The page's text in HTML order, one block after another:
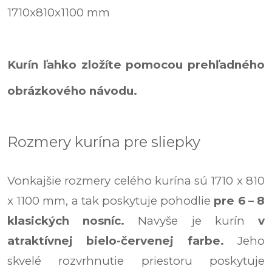
1710x810x1100 mm
Kurín ľahko zložíte pomocou prehľadného
obrázkového návodu.
Rozmery kurína pre sliepky
Vonkajšie rozmery celého kurína sú 1710 x 810
x 1100 mm, a tak poskytuje pohodlie pre 6 – 8
klasických nosníc. Navyše je kurín v
atraktívnej bielo-červenej farbe. Jeho
skvelé rozvrhnutie priestoru poskytuje